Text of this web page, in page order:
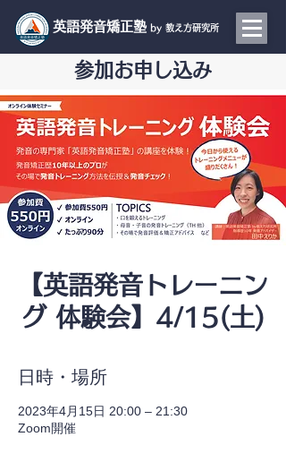
​英語発音矯正塾 by 教え方研究所
参加お申し込み
【英語発音トレーニン
グ 体験会】4/15(土)
日時・場所
2023年4月15日 20:00 – 21:30
Zoom開催